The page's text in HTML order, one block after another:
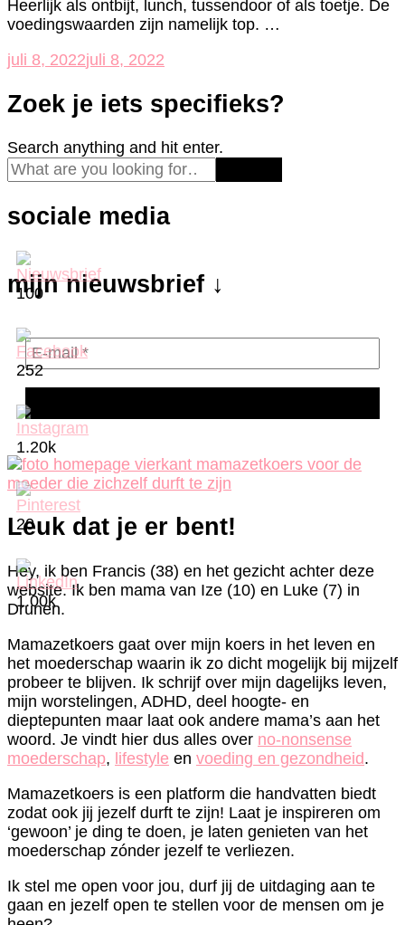
Heerlijk als ontbijt, lunch, tussendoor of als toetje. De
voedingswaarden zijn namelijk top. …
juli 8, 2022juli 8, 2022
Zoek je iets specifieks?
Looking
for
Something?
Search anything and hit enter.
sociale media
100
252
1.20k
20
1.00k
mijn nieuwsbrief ↓
Leuk dat je er bent!
Hey, ik ben Francis (38) en het gezicht achter deze
website. Ik ben mama van Ize (10) en Luke (7) in
Drunen.
Mamazetkoers gaat over mijn koers in het leven en
het moederschap waarin ik zo dicht mogelijk bij mijzelf
probeer te blijven. Ik schrijf over mijn dagelijks leven,
mijn worstelingen, ADHD, deel hoogte- en
dieptepunten maar laat ook andere mama’s aan het
woord. Je vindt hier dus alles over no-nonsense
moederschap, lifestyle en voeding en gezondheid.
Mamazetkoers is een platform die handvatten biedt
zodat ook jij jezelf durft te zijn! Laat je inspireren om
‘gewoon’ je ding te doen, je laten genieten van het
moederschap zónder jezelf te verliezen.
Ik stel me open voor jou, durf jij de uitdaging aan te
gaan en jezelf open te stellen voor de mensen om je